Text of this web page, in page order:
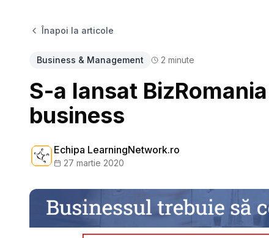
Înapoi la articole
Business & Management 2 minute
S-a lansat
business
Echipa LearningNetwork.ro
27 martie 2020